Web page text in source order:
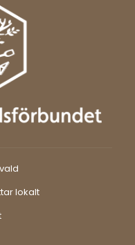
lokalt